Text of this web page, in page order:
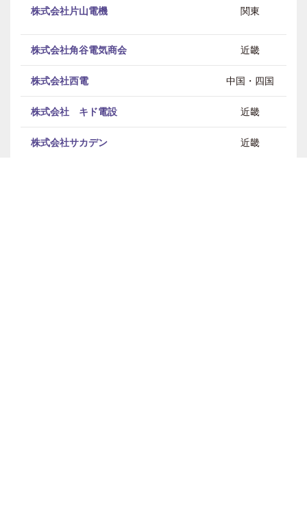
株式会社片山電機 関東
株式会社角谷電気商会 近畿
株式会社西電 中国・四国
株式会社 キド電設 近畿
株式会社サカデン 近畿